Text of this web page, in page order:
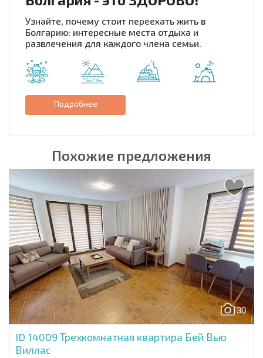
Узнайте, почему стоит переехать жить в
Болгарию: интересные места отдыха и
развлечения для каждого члена семьи.
Подробнее
Похожие предложения
30
ID 14009 Трехкомнатная квартира Бей Вью
Виллас